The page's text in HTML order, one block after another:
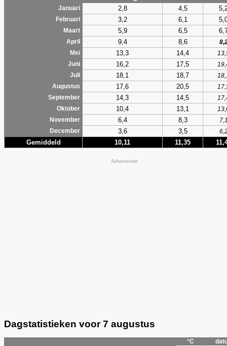
Januari
2,8 4,5
Februari 3,2 6,1
Maart 5,9 6,5
April 9,4 8,6
Mei
13,3 14,4
Juni
16,2 17,5
Juli
18,1 18,7
Augustus
17,6 20,5
September
14,3 14,5
Oktober
10,4 13,1
November
6,4 8,3
December
3,6 3,5
Gemiddeld 10,11 11,35
Advertentie
Dagstatistieken voor 7 augustus
°C